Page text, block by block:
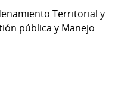
Territorial y
pública y Manejo